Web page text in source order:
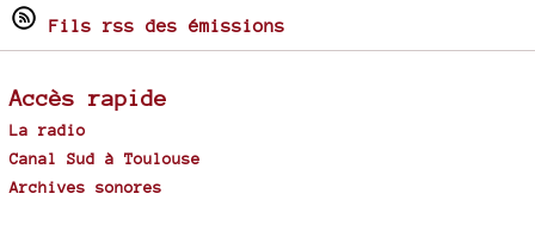
Fils rss des émissions
Accès rapide
La radio
Canal Sud à Toulouse
Archives sonores